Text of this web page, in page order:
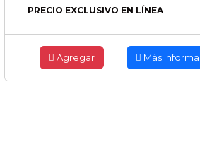
PRECIO EXCLUSIVO EN LÍNEA
Agregar Más